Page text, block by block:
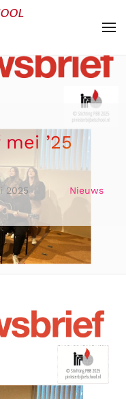
’25
2025 Nieuws